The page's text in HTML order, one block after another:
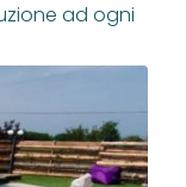
ad ogni